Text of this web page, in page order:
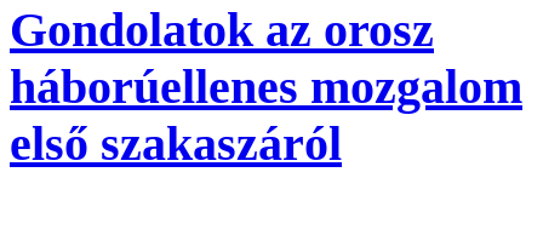
Gondolatok az orosz
háborúellenes mozgalom
első szakaszáról